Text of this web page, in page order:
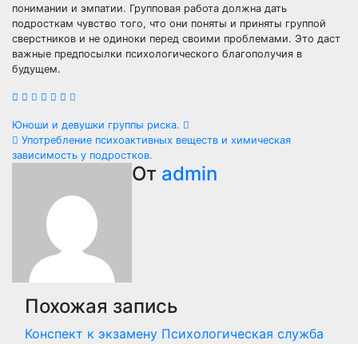
понимании и эмпатии. Групповая работа должна дать
подросткам чувство того, что они поняты и приняты группой
сверстников и не одиноки перед своими проблемами. Это даст
важные предпосылки психологического благополучия в
будущем.
Навигация
по
записям
Юноши и девушки группы риска.
Употребление психоактивных веществ и химическая
зависимость у подростков.
От admin
Похожая запись
Конспект к экзамену Психологическая служба